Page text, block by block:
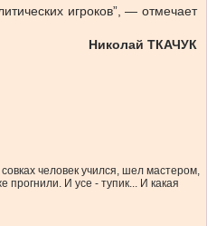
игроков”, — отмечает
Николай ТКАЧУК
человек учился, шел мастером,
прогнили. И усе - тупик... И какая